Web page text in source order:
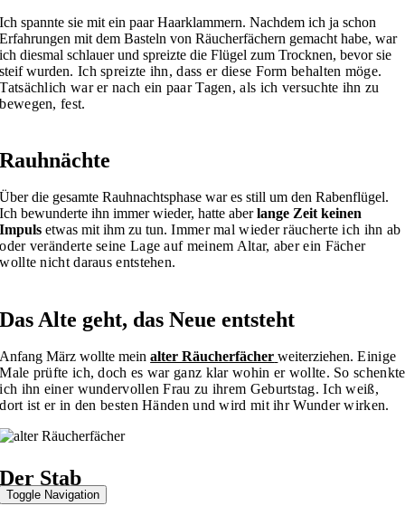
Toggle Navigation
Ich spannte sie mit ein paar Haarklammern. Nachdem ich ja schon
Erfahrungen mit dem Basteln von Räucherfächern gemacht habe, war
ich diesmal schlauer und spreizte die Flügel zum Trocknen, bevor sie
steif wurden. Ich spreizte ihn, dass er diese Form behalten möge.
Tatsächlich war er nach ein paar Tagen, als ich versuchte ihn zu
bewegen, fest.
Rauhnächte
Über die gesamte Rauhnachtsphase war es still um den Rabenflügel.
Ich bewunderte ihn immer wieder, hatte aberlange Zeit keinen
Impuls etwas mit ihm zu tun.Immer mal wieder räucherte ich ihn ab
oder veränderte seine Lage auf meinem Altar, aber ein Fächer
wollte nicht daraus entstehen.
Das Alte geht, das Neue entsteht
Anfang März wollte meinalter Räucherfächer weiterziehen.Einige
Male prüfte ich, doch es war ganz klar wohin er wollte. So schenkte
ich ihn einer wundervollen Frau zu ihrem Geburtstag. Ich weiß,
dort ist er in den besten Händen und wird mit ihr Wunder wirken.
Der Stab